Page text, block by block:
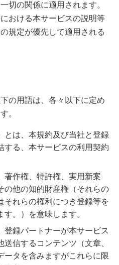
切の関係に適用されます。
おける本サービスの説明等
規定が優先して適用される
の用語は、各々以下に定め
。
とは、本規約及び当社と登録
する、本サービスの利用契約
著作権、特許権、実用新案
の他の知的財産権（それらの
それらの権利につき登録等を
。）を意味します。
登録パートナーが本サービス
信するコンテンツ（文章、
ータを含みますがこれらに限